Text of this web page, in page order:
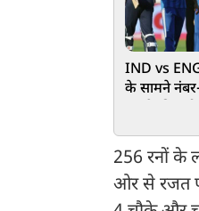
IND vs
के सामने
256 रनों के
ओर से रजत